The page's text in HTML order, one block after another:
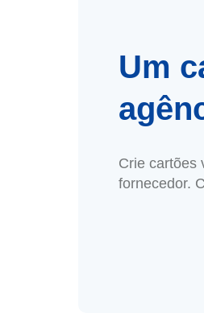
Um
Crie cartões
fornecedor.